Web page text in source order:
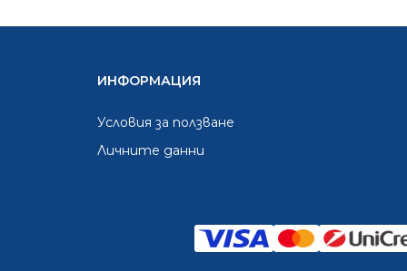
ИНФОРМАЦИЯ
Условия за ползване
Личните данни